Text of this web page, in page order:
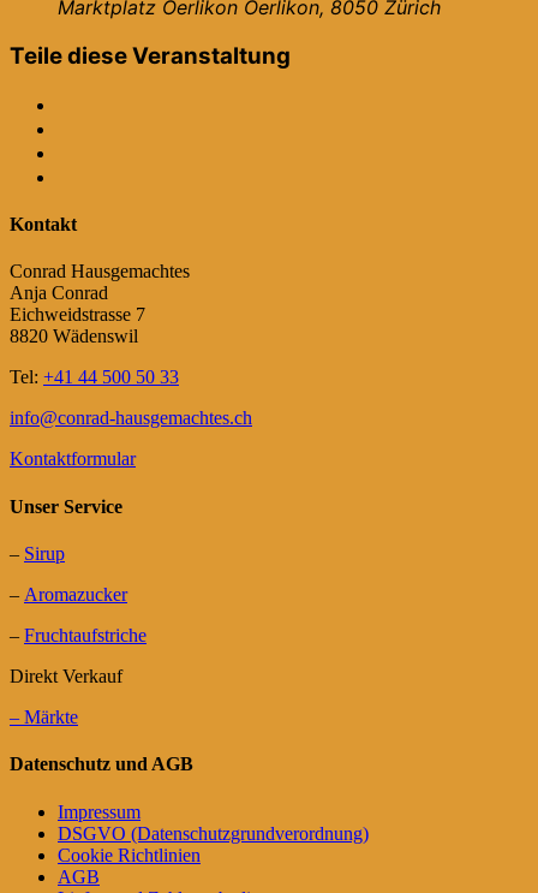
Marktplatz Oerlikon Oerlikon, 8050 Zürich
Teile diese Veranstaltung
Kontakt
Conrad Hausgemachtes
Anja Conrad
Eichweidstrasse 7
8820 Wädenswil
Tel: +41 44 500 50 33
info@conrad-hausgemachtes.ch
Kontaktformular
Unser Service
– Sirup
– Aromazucker
– Fruchtaufstriche
Direkt Verkauf
– Märkte
Datenschutz und AGB
Impressum
DSGVO (Datenschutzgrundverordnung)
Cookie Richtlinien
AGB